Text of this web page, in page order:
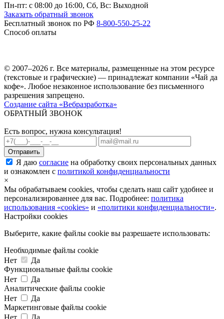
Пн-пт: c 08:00 до 16:00, Сб, Вс: Выходной
Заказать обратный звонок
Бесплатный звонок по РФ 8-800-550-25-22
Способ оплаты
© 2007–2026 г. Все материалы, размещенные на этом ресурсе
(текстовые и графические) — принадлежат компании «Чай да
кофе». Любое незаконное использование без письменного
разрешения запрещено.
Создание сайта «Вебразработка»
ОБРАТНЫЙ ЗВОНОК
Есть вопрос, нужна консультация!
Я даю согласие на обработку своих персональных данных
и ознакомлен с политикой конфиденциальности
×
Мы обрабатываем cookies, чтобы сделать наш сайт удобнее и
персонализированнее для вас. Подробнее: политика
использования «cookies» и «политики конфиденциальности».
Настройки cookies
Выберите, какие файлы cookie вы разрешаете использовать:
Необходимые файлы cookie
Нет
Да
Функциональные файлы cookie
Нет
Да
Аналитические файлы cookie
Нет
Да
Маркетинговые файлы cookie
Нет
Да